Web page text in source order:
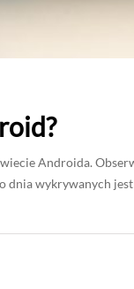
Androida.
dnia wykrywanych